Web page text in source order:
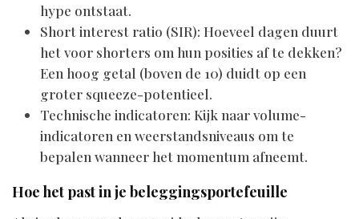
hype ontstaat.
Short interest ratio (SIR): Hoeveel dagen duurt
het voor shorters om hun posities af te dekken?
Een hoog getal (boven de 10) duidt op een
groter squeeze-potentieel.
Technische indicatoren: Kijk naar volume-
indicatoren en weerstandsniveaus om te
bepalen wanneer het momentum afneemt.
Hoe het past in je beleggingsportefeuille